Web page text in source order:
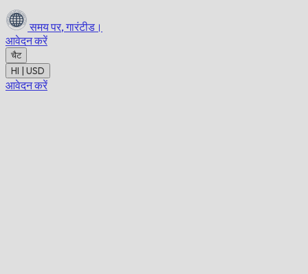
समय पर, गारंटीड।
आवेदन करें
चैट
HI | USD
आवेदन करें